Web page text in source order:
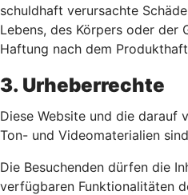
schuldhaft verursachte
Lebens, des Körpers oder der
Haftung nach dem
3. Urheberrechte
Diese Website und die darauf
Ton- und Videomaterialien
Die Besuchenden dürfen die
verfügbaren Funktionalitäten